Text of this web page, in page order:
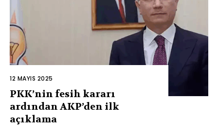
12 MAYIS 2025
PKK’nin fesih kararı
ardından AKP’den ilk
açıklama